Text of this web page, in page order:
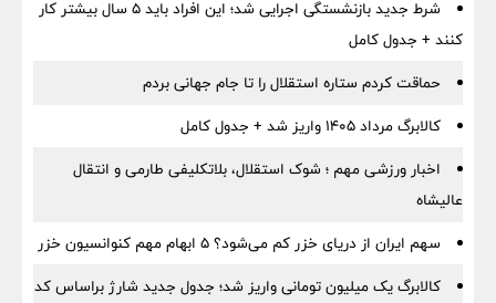
شرط جدید بازنشستگی اجرایی شد؛ این افراد باید ۵ سال بیشتر کار
کنند + جدول کامل
حماقت کردم ستاره استقلال را تا جام جهانی بردم
کالابرگ مرداد ۱۴۰۵ واریز شد + جدول کامل
اخبار ورزشی مهم ؛ شوک استقلال، بلاتکلیفی طارمی و انتقال
عالیشاه
سهم ایران از دریای خزر کم می‌شود؟ ۵ ابهام مهم کنوانسیون خزر
کالابرگ یک میلیون تومانی واریز شد؛ جدول جدید شارژ براساس کد